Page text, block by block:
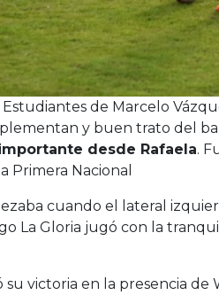
de Marcelo
y buen trato del
desde Rafaela.
Primera Nacional
cuando el lateral
La Gloria jugó con la
victoria en la presencia de